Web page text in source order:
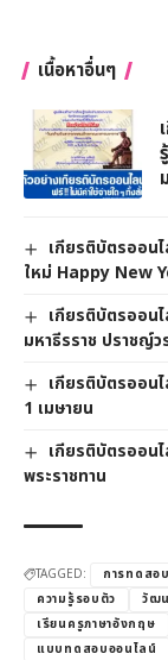
เนื้อหาอื่นๆ
เกียรติบัตรออน
ใหม่ Happy New
เกียรติบัตรออน
มหาธีรราช ปราชญ์
เกียรติบัตรออน
1 เมษายน
เกียรติบัตรออน
พระราชทาน
TAGGED: การทดสอ
ความรู้รอบตัว
วัฒ
เรียนครูภาษาอังกฤษ
แบบทดสอบออนไลน์